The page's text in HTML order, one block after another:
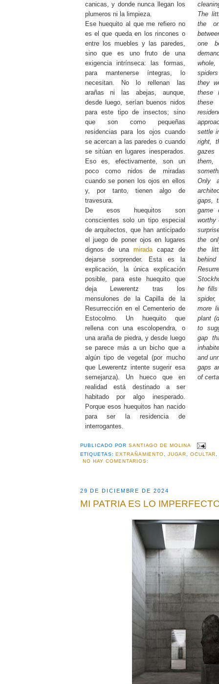
canicas, y donde nunca llegan los
plumeros ni la limpieza.
Ese huequito al que me refiero no
es el que queda en los rincones o
entre los muebles y las paredes,
sino que es uno fruto de una
exigencia intrínseca: las formas,
para mantenerse íntegras, lo
necesitan. No lo rellenan las
arañas ni las abejas, aunque,
desde luego, serían buenos nidos
para este tipo de insectos; sino
que son como pequeñas
residencias para los ojos cuando
se acercan a las paredes o cuando
se sitúan en lugares inesperados.
Eso es, efectivamente, son un
poco como nidos de miradas
cuando se ponen los ojos en ellos
y, por tanto, tienen algo de
travesura.
De esos huequitos son
conscientes solo un tipo especial
de arquitectos, que han anticipado
el juego de poner ojos en lugares
dignos de unamirada capaz de
dejarse sorprender. Esta es la
explicación, la única explicación
posible, para este huequito que
deja Lewerentz tras los
mensulones de la Capilla de la
Resurrección en el Cementerio de
Estocolmo. Un huequito que
rellena con una escolopendra, o
una araña de piedra, y desde luego
se parece más a un bicho que a
algún tipo de vegetal (por mucho
que Lewerentz intente sugerir esa
semejanza). Un hueco que en
realidad está destinado a ser
habitado por algo inesperado.
Porque esos huequitos han nacido
para ser la residencia de
interrogantes.
The
the
one
they
these
settle
right,
them,
Only
gaps,
game
the
the
he
more
plant
to
gap
and
gaps
of
PUBLICADO PORSANTIAGO DE MOLINA
ETIQUETAS: EXTRAÑAMIENTO, JUGAR,OCULTAR
NO HAY COMENTARIOS:
29 DE DICIEMBRE DE 2024
MI PATRIA ES LO